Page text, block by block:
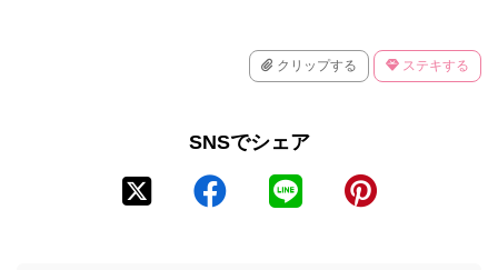
クリップする ステキする
SNSでシェア